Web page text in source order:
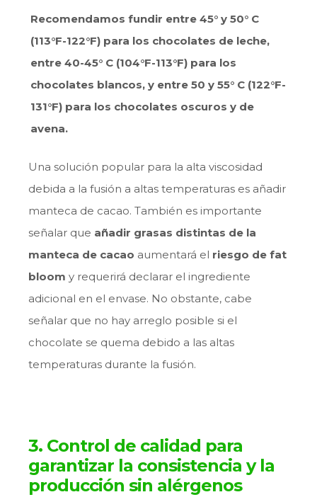
Recomendamos fundir entre 45° y 50° C
(113°F-122°F) para los chocolates de leche,
entre 40-45° C (104°F-113°F) para los
chocolates blancos, y entre 50 y 55° C (122°F-
131°F) para los chocolates oscuros y de
avena.
Una solución popular para la alta viscosidad
debida a la fusión a altas temperaturas es añadir
manteca de cacao. También es importante
señalar que añadir grasas distintas de la
manteca de cacao aumentará el riesgo de fat
bloom y requerirá declarar el ingrediente
adicional en el envase. No obstante, cabe
señalar que no hay arreglo posible si el
chocolate se quema debido a las altas
temperaturas durante la fusión.
3. Control de calidad para
garantizar la consistencia y la
producción sin alérgenos